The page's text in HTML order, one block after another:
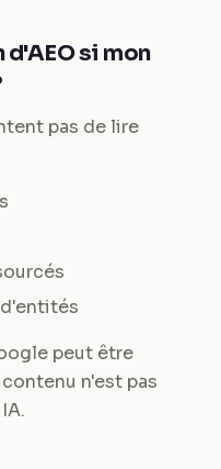
si mon
pas de lire
peut être
n'est pas